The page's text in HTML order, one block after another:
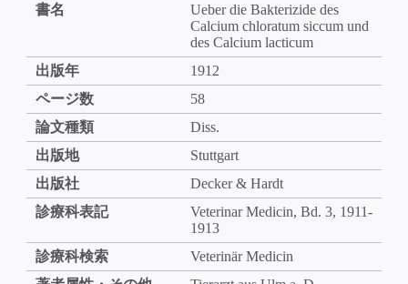
書名
Ueber die Bakterizide des
Calcium chloratum siccum und
des Calcium lacticum
出版年
1912
ページ数
58
論文種類
Diss.
出版地
Stuttgart
出版社
Decker & Hardt
診療科表記
Veterinar Medicin, Bd. 3, 1911-
1913
診療科検索
Veterinär Medicin